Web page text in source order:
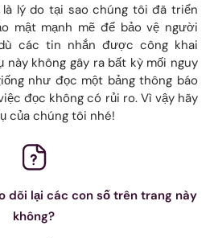
lý do tại sao chúng tôi đã triển
mật mạnh mẽ để bảo vệ người
các tin nhắn được công khai
này không gây ra bất kỳ mối nguy
như đọc một bảng thông báo
đọc không có rủi ro. Vì vậy hãy
của chúng tôi nhé!
dõi lại các con số trên trang này
không?